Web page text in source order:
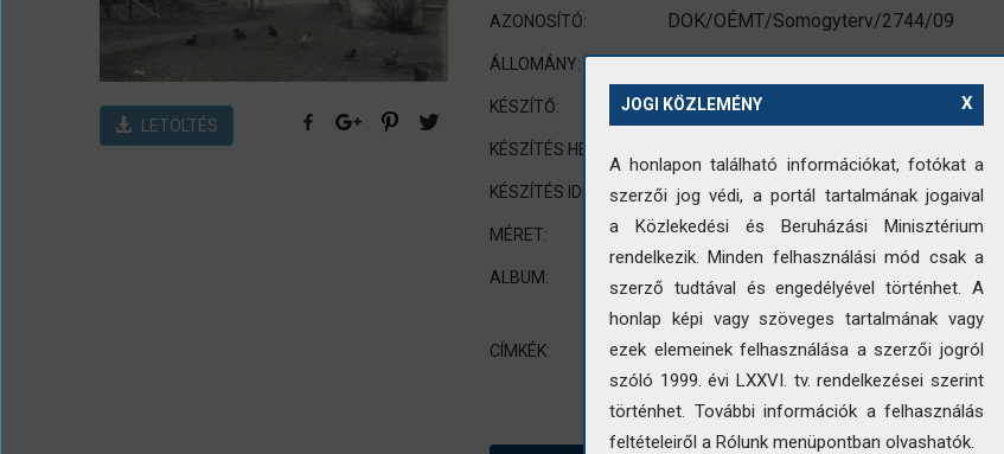
LETÖLTÉS
AZONOSÍTÓ: DOK/OÉMT/Somogyterv/2744/09
ÁLLOMÁNY: Tervdokumentációból
KÉSZÍTŐ: nincs adat
KÉSZÍTÉS HELYE:
KÉSZÍTÉS IDEJE: 1974
MÉRET: 90x120mm
ALBUM:
Életkép
Terep-és labormunka
CÍMKÉK: baromfi tyúk tyúkudvar gazdasági
mezőgazdasági épület magtár mérés
X
JOGI KÖZLEMÉNY
A honlapon található információkat, fotókat a
szerzői jog védi, a portál tartalmának jogaival
a Közlekedési és Beruházási Minisztérium
rendelkezik. Minden felhasználási mód csak a
szerző tudtával és engedélyével történhet. A
honlap képi vagy szöveges tartalmának vagy
ezek elemeinek felhasználása a szerzői jogról
szóló 1999. évi LXXVI. tv. rendelkezései szerint
történhet. További információk a felhasználás
feltételeiről a Rólunk menüpontban olvashatók.